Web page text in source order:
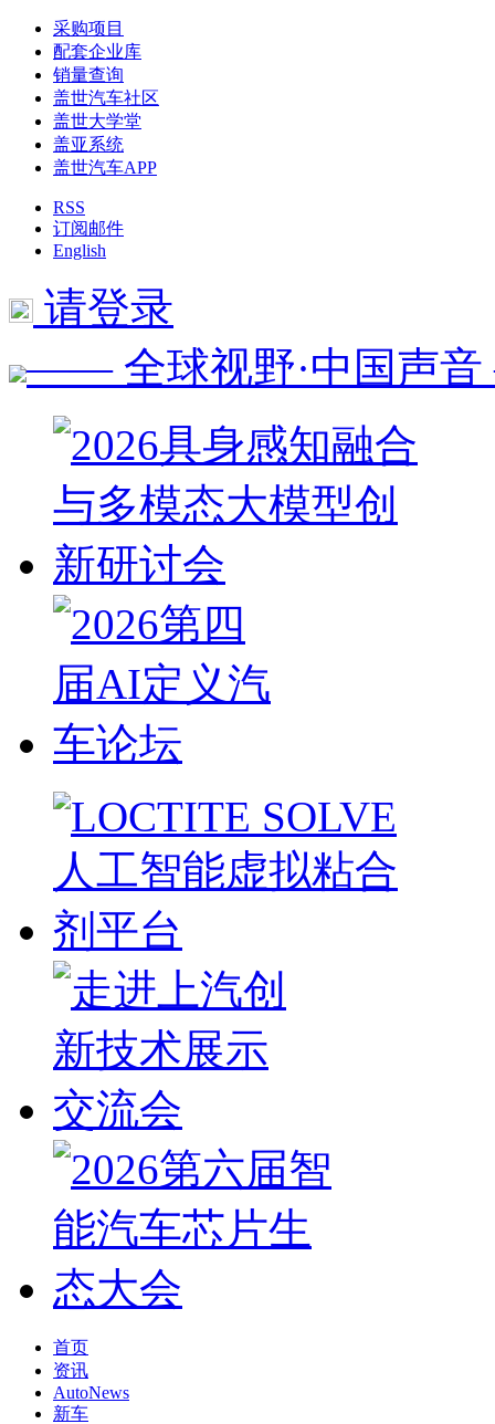
采购项目
配套企业库
销量查询
盖世汽车社区
盖世大学堂
盖亚系统
盖世汽车APP
RSS
订阅邮件
English
请登录
—— 全球视野·中国声
首页
资讯
AutoNews
新车